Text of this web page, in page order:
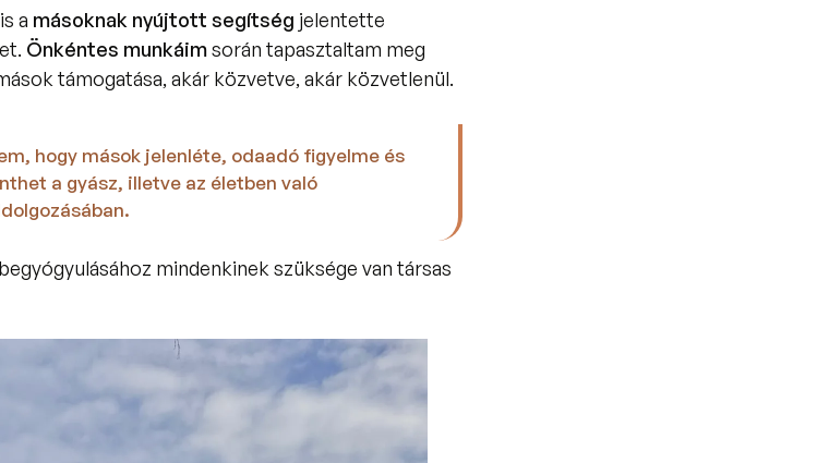
a másoknak nyújtott segítség jelentette
Önkéntes munkáim során tapasztaltam meg
támogatása, akár közvetve, akár közvetlenül.
hogy mások jelenléte, odaadó figyelme és
a gyász, illetve az életben való
mindenkinek szüksége van társas